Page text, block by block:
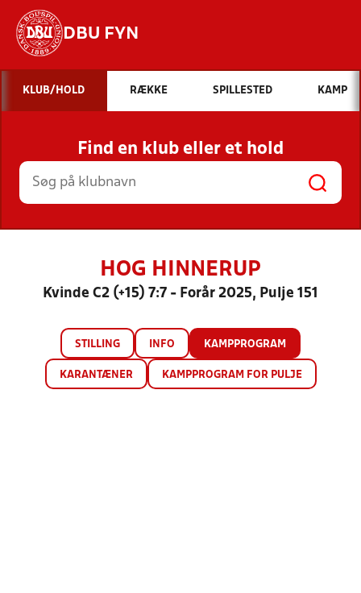
DBU FYN
Hvad vil du søge efter?
INDHOLD OG NYHEDER
STILLINGER, RESULTATER, KLUBBER OG
HOLD
KLUB/HOLD RÆKKE SPILLESTED KAMP
Find en klub eller et hold
HOG HINNERUP
Kvinde C2 (+15) 7:7 - Forår 2025, Pulje 151
STILLING INFO KAMPPROGRAM
KARANTÆNER KAMPPROGRAM FOR PULJE